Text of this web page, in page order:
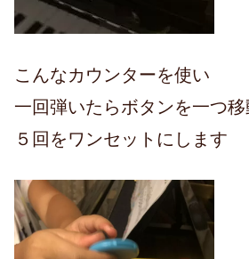
こんなカウンターを使い
一回弾いたらボタンを一つ移
５回をワンセットにします